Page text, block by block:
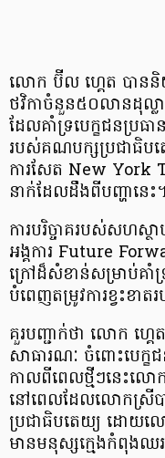
លោក ប៊ីល ហ្គេត បាននិ
ថវិកាចំនួន៥០លានដុល្ល
ដែលគាំទ្របេក្ខជនប្រ
របស់គណបក្សប្រជាធិបត
ការសែត New York
នាក់ដែលដឹងពីបញ្ហានេះ។
ការបរិច្ចាគរបស់សហ
អង្គការ Future
ក្រៅដ៏សំខាន់សម្រាប់គ
បំពេញតម្រូវការខ្វះខាត
គួរបញ្ជាក់ថា លោក ហ្គេ
សាធារណៈ ចំពោះបេក្
កាលពីពេលថ្មីៗនេះល
នៅពេលដែលលោកស្រីប
ប្រជាធិបតេយ្យ ដោយល
មានមនុស្សក្មេងកំពុងឈ